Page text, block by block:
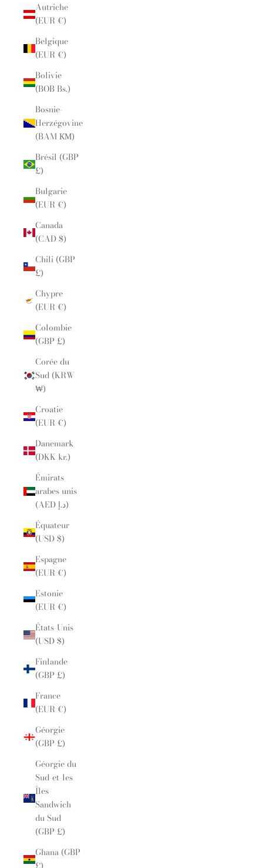
Autriche
(EUR €)
Belgique
(EUR €)
Bolivie
(BOB Bs.)
Bosnie-
Herzégovine
(BAM КМ)
Brésil (GBP
£)
Bulgarie
(EUR €)
Canada
(CAD $)
Chili (GBP
£)
Chypre
(EUR €)
Colombie
(GBP £)
Corée du
Sud (KRW
₩)
Croatie
(EUR €)
Danemark
(DKK kr.)
Émirats
arabes unis
(AED د.إ)
Équateur
(USD $)
Espagne
(EUR €)
Estonie
(EUR €)
États-Unis
(USD $)
Finlande
(GBP £)
France
(EUR €)
Géorgie
(GBP £)
Géorgie du
Sud-et-les
Îles
Sandwich
du Sud
(GBP £)
Ghana (GBP